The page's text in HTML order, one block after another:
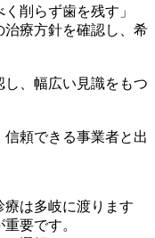
削らず歯を残す」
治療方針を確認し、希
、幅広い見識をもつ
頼できる事業者と出
療は多岐に渡ります
要です。